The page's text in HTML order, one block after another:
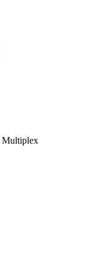
Multiplex